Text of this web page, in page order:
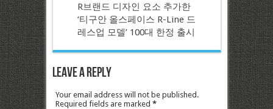
R브랜드 디자인 요소 추가한
‘티구안 올스페이스 R-Line 드
레스업 모델’ 100대 한정 출시
Leave a Reply
Your email address will not be published.
Required fields are marked *